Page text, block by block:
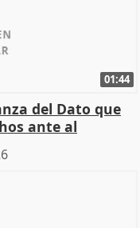
01:44
del Dato que
ante al